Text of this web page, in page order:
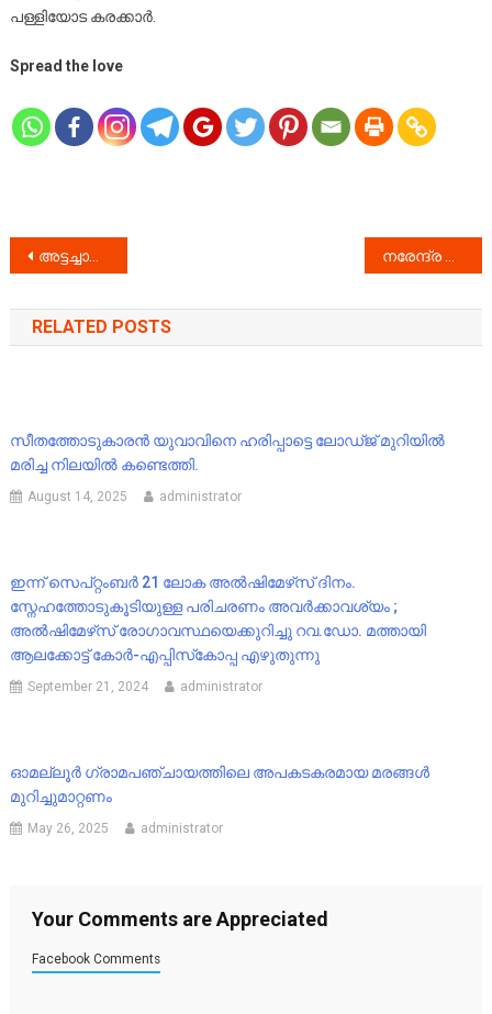
പള്ളിയോട കരക്കാര്‍.
Spread the love
Post
navigation
അട്ടച്ചാക്കൽ വീട്ടുമുറ്റത്തു കിടക്കുന്ന കാറിനു ഇടുക്കി മുരിക്കാശേരിയിലെ എഐ ക്യാമറായിൽ പെറ്റി !!
RELATED POSTS
സീതത്തോടുകാരൻ യുവാവിനെ ഹരിപ്പാട്ടെ ലോഡ്ജ് മുറിയിൽ
മരിച്ച നിലയിൽ കണ്ടെത്തി.
August 14, 2025 administrator
ഇന്ന് സെപ്റ്റംബർ 21 ലോക അൽഷിമേഴ്‌സ് ദിനം.
സ്നേഹത്തോടുകൂടിയുള്ള പരിചരണം അവർക്കാവശ്യം ;
അൽഷിമേഴ്‌സ് രോഗാവസ്ഥയെക്കുറിച്ചു റവ.ഡോ. മത്തായി
ആലക്കോട്ട് കോര്‍-എപ്പിസ്‌കോപ്പ എഴുതുന്നു
September 21, 2024 administrator
ഓമല്ലൂർ ഗ്രാമപഞ്ചായത്തിലെ അപകടകരമായ മരങ്ങൾ
മുറിച്ചുമാറ്റണം
May 26, 2025 administrator
Your Comments are Appreciated
Facebook Comments